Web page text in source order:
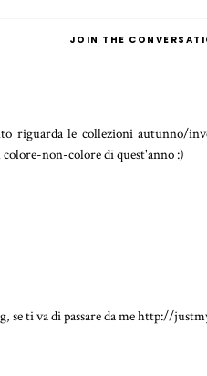
JOIN THE
riguarda le collezioni autunno/
colore-non-colore di quest'anno :)
se ti va di passare da me http://